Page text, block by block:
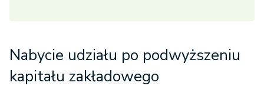
Nabycie udziału po podwyższeniu
kapitału zakładowego